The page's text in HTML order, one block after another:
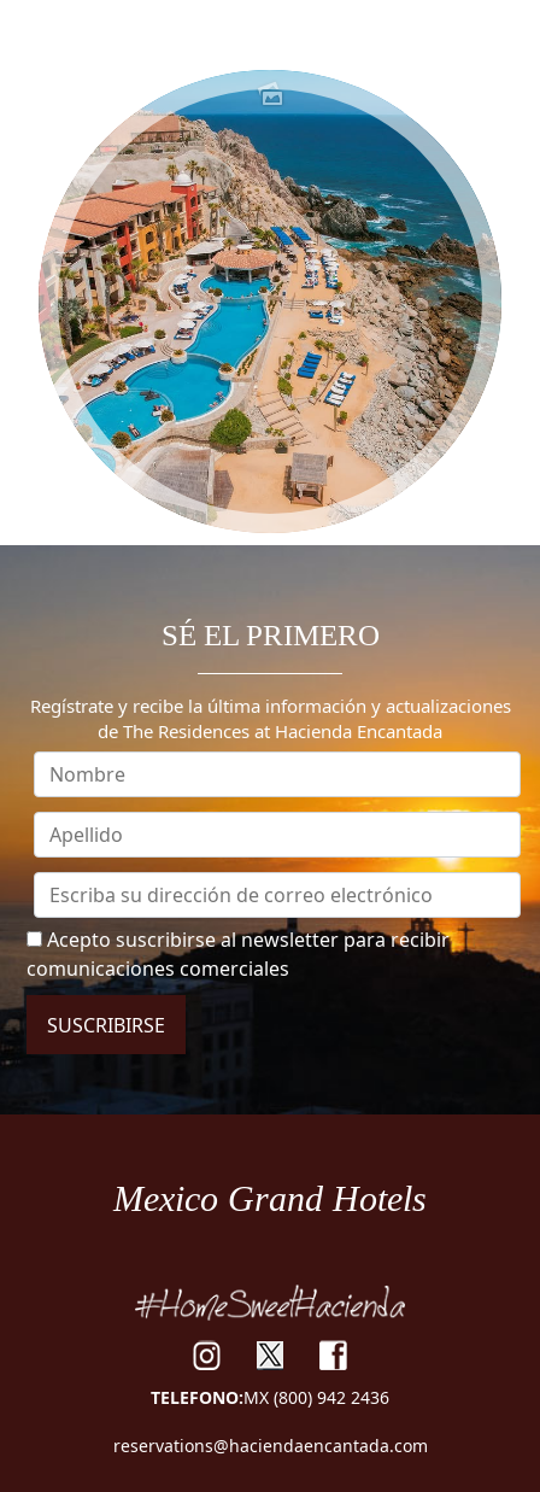
SÉ EL PRIMERO
Regístrate y recibe la última información y actualizaciones
de The Residences at Hacienda Encantada
Acepto suscribirse al newsletter para recibir
comunicaciones comerciales
SUSCRIBIRSE
Mexico Grand Hotels
TELEFONO:MX (800) 942 2436
reservations@haciendaencantada.com